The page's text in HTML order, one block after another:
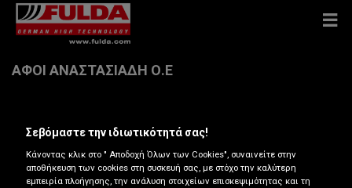
ΑΦΟΙ ΑΝΑΣΤΑΣΙΑΔΗ Ο.Ε
Λάβετε οδηγίες
Σεβόμαστε την ιδιωτικότητά σας!
Κάνοντας κλικ στο " Αποδοχή Όλων των Cookies", συναινείτε στην
αποθήκευση των cookies στη συσκευή σας, με στόχο την καλύτερη
εμπειρία πλοήγησης, την ανάλυση στοιχείων επισκεψιμότητας και τη